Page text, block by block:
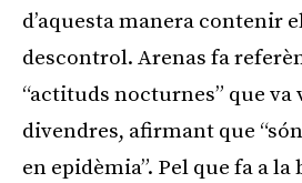
d’aquesta manera contenir
descontrol. Arenas fa
“actituds nocturnes” que va
divendres, afirmant que
en epidèmia”. Pel que fa a